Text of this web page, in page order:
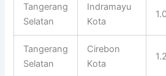
Tangerang
Selatan
Indramayu
Kota
Tangerang
Selatan
Cirebon
Kota